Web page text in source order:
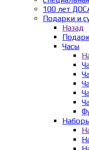
100 лет
Подарки и
Назад
Часы